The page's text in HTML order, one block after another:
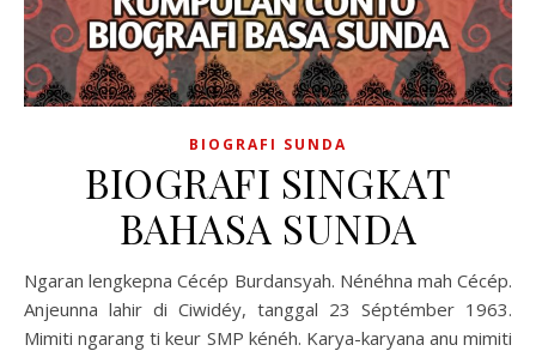
BIOGRAFI SUNDA
BIOGRAFI SINGKAT
BAHASA SUNDA
Ngaran lengkepna Cécép Burdansyah. Nénéhna mah Cécép.
Anjeunna lahir di Ciwidéy, tanggal 23 Séptémber 1963.
Mimiti ngarang ti keur SMP kénéh. Karya-karyana anu mimiti